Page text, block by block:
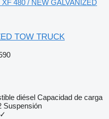
XF 480 / NEW GALVANIZED
TOW TRUCK
diésel Capacidad de carga
Suspensión
✓